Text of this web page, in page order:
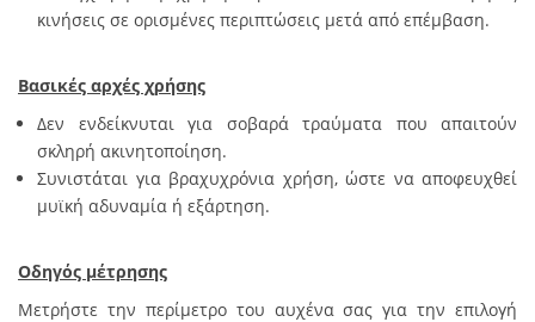
κινήσεις σε ορισμένες περιπτώσεις μετά από επέμβαση.
Βασικές αρχές χρήσης
Δεν ενδείκνυται για σοβαρά τραύματα που απαιτούν
σκληρή ακινητοποίηση.
Συνιστάται για βραχυχρόνια χρήση, ώστε να αποφευχθεί
μυϊκή αδυναμία ή εξάρτηση.
Οδηγός μέτρησης
Μετρήστε την περίμετρο του αυχένα σας για την επιλογή